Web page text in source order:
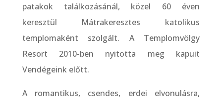
patakok találkozásánál, közel 60 éven
keresztül Mátrakeresztes katolikus
templomaként szolgált. A Templomvölgy
Resort 2010-ben nyitotta meg kapuit
Vendégeink előtt.
A romantikus, csendes, erdei elvonulásra,